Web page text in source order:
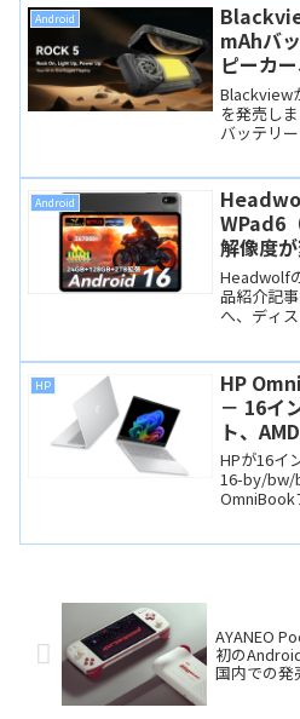
Android
mAhバ
ピーカ
た、ア
ネスス
Blackview
を発売し
バッテリ
背面ライ
頼りにな
に分厚く
くいでし
Android
WPad6
解像度
クダウン
Headwolf
品紹介記
へ、ディ
WXGAへ
の違いを
メーカー
す。
HP
HP
－ 16イ
ト、
選べます
HPが16イ
16-by/bw/
OmniBook
位置づけ
と、NPU
AYANEO
初の
国内での発